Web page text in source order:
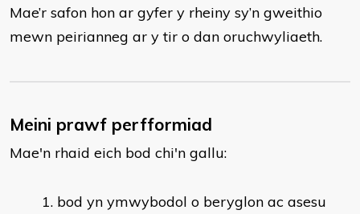
Mae’r safon hon ar gyfer y rheiny sy’n gweithio
mewn peirianneg ar y tir o dan oruchwyliaeth.
Meini prawf perfformiad
Mae'n rhaid eich bod chi'n gallu:
​bod yn ymwybodol o beryglon ac asesu